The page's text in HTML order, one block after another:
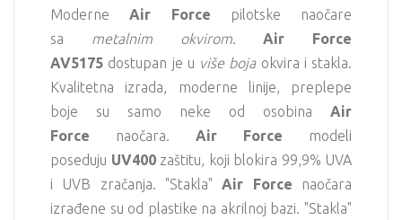
ModerneAir Force pilotske naočare
sa metalnim okvirom.Air Force
AV5175 dostupan je u više bojaokvira i stakla.
Kvalitetna izrada, moderne linije, preplepe
boje su samo neke od osobina Air
Force naočara. Air Force modeli
poseduju UV400zaštitu, koji blokira 99,9% UVA
i UVB zračanja. "Stakla"Air Force naočara
izrađene su od plastike na akrilnoj bazi. "Stakla"